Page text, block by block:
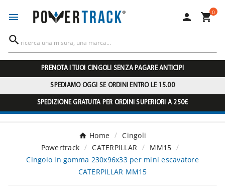
  0

PRENOTA I TUOI CINGOLI SENZA PAGARE ANTICIPI
SPEDIAMO OGGI SE ORDINI ENTRO LE 15.00
SPEDIZIONE GRATUITA PER ORDINI SUPERIORI A 250€
Home
Cingoli
Powertrack
CATERPILLAR
MM15
Cingolo in gomma 230x96x33 per mini escavatore
CATERPILLAR MM15